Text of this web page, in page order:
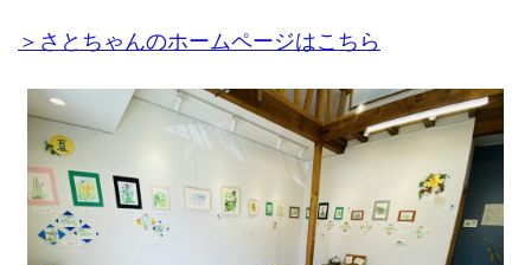
＞さとちゃんのホームページはこちら